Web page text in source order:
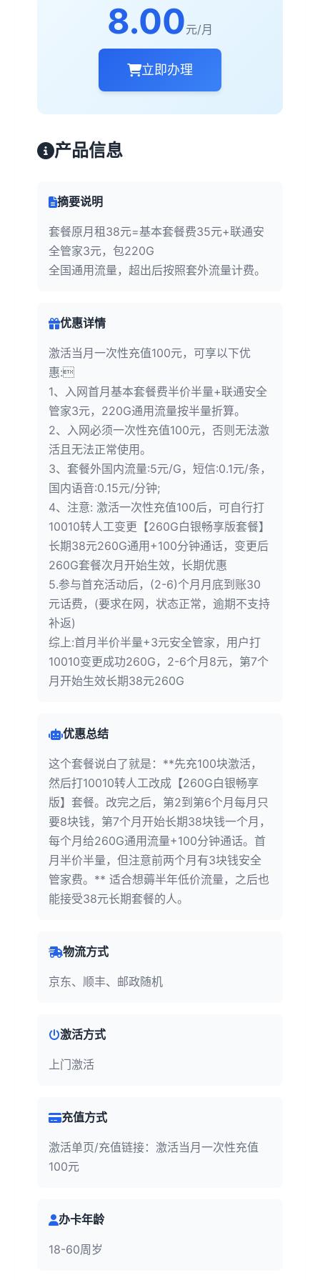
8.00元/月
立即办理
产品信息
摘要说明
套餐原月租38元=基本套餐费35元+联通安
全管家3元，包220G
全国通用流量，超出后按照套外流量计费。
优惠详情
激活当月一次性充值100元，可享以下优
惠:
1、入网首月基本套餐费半价半量+联通安全
管家3元，220G通用流量按半量折算。
2、入网必须一次性充值100元，否则无法激
活且无法正常使用。
3、套餐外国内流量:5元/G，短信:0.1元/条，
国内语音:0.15元/分钟;
4、注意: 激活一次性充值100后，可自行打
10010转人工变更【260G白银畅享版套餐】
长期38元260G通用+100分钟通话，变更后
260G套餐次月开始生效，长期优惠
5.参与首充活动后，(2-6)个月月底到账30
元话费，(要求在网，状态正常，逾期不支持
补返)
综上:首月半价半量+3元安全管家，用户打
10010变更成功260G，2-6个月8元，第7个
月开始生效长期38元260G
优惠总结
这个套餐说白了就是：**先充100块激活，
然后打10010转人工改成【260G白银畅享
版】套餐。改完之后，第2到第6个月每月只
要8块钱，第7个月开始长期38块钱一个月，
每个月给260G通用流量+100分钟通话。首
月半价半量，但注意前两个月有3块钱安全
管家费。** 适合想薅半年低价流量，之后也
能接受38元长期套餐的人。
物流方式
京东、顺丰、邮政随机
激活方式
上门激活
充值方式
激活单页/充值链接：激活当月一次性充值
100元
办卡年龄
18-60周岁